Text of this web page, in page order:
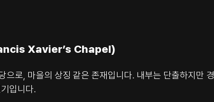
Xavier’s Chapel)
으로, 마을의 상징 같은 존재입니다. 내부는 단출하지만 경
입니다.